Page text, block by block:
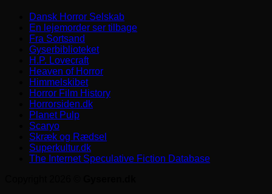
Dansk Horror Selskab
En lejemorder ser tilbage
Fra Sortsand
Gyserbiblioteket
H.P. Lovecraft
Heaven of Horror
Himmelskibet
Horror Film History
Horrorsiden.dk
Planet Pulp
Scaryo
Skræk og Rædsel
Superkultur.dk
The Internet Speculative Fiction Database